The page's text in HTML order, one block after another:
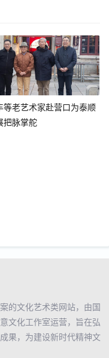
等老艺术家赴营口为泰顺
把脉掌舵
的文化艺术类网站，由国
文化工作室运营，旨在弘
果，为建设新时代精神文